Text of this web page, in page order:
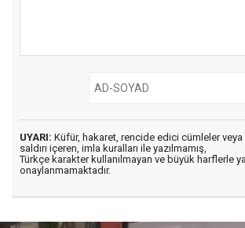
UYARI: Küfür, hakaret, rencide edici cümleler veya
saldırı içeren, imla kuralları ile yazılmamış,
Türkçe karakter kullanılmayan ve büyük harflerle
onaylanmamaktadır.